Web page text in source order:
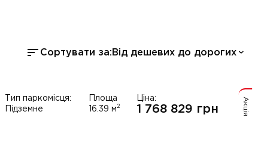
Сортувати за: Від дешевих до дорогих
Акція
Тип паркомісця:
Підземне
Площа
16.39 м 2
Ціна:
1 768 829 грн